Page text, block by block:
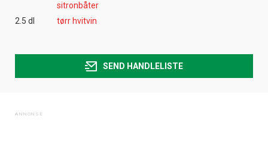
sitronbåter
2.5 dl
tørr hvitvin
SEND HANDLELISTE